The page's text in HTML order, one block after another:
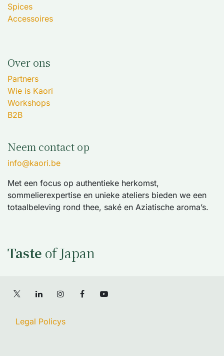
Spices
Accessoires
Over ons
Partners
Wie is Kaori
Workshops
B2B
Neem contact op
info@kaori.be
Met een focus op authentieke herkomst,
sommelierexpertise en unieke ateliers bieden we een
totaalbeleving rond thee, saké en Aziatische aroma’s.
Taste of Japan
Legal Policys